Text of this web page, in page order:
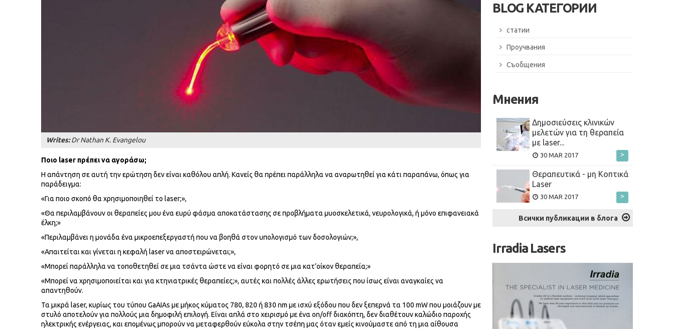
Writes:Dr Nathan K. Evangelou
Ποιο laser πρέπει να αγοράσω;
Η απάντηση σε αυτή την ερώτηση δεν είναι καθόλου απλή. Κανείς θα πρέπει παράλληλα να αναρωτηθεί για κάτι παραπάνω, όπως για
παράδειγμα:
«Για ποιο σκοπό θα χρησιμοποιηθεί το laser;»,
«Θα περιλαμβάνουν οι θεραπείες μου ένα ευρύ φάσμα αποκατάστασης σε προβλήματα μυοσκελετικά, νευρολογικά, ή μόνο επιφανειακά
έλκη;»
«Περιλαμβάνει η μονάδα ένα μικροεπεξεργαστή που να βοηθά στον υπολογισμό των δοσολογιών;»,
«Απαιτείται και γίνεται η κεφαλή laser να αποστειρώνεται;»,
«Μπορεί παράλληλα να τοποθετηθεί σε μια τσάντα ώστε να είναι φορητό σε μια κατ’οίκον θεραπεία;»
«Μπορεί να χρησιμοποιείται και για κτηνιατρικές θεραπείες;», αυτές και πολλές άλλες ερωτήσεις που ίσως είναι αναγκαίες να
απαντηθούν.
Τα μικρά laser, κυρίως του τύπου GaAIAs με μήκος κύματος 780, 820 ή 830 nm με ισχύ εξόδου που δεν ξεπερνά τα 100 mW που μοιάζουν με
στυλό αποτελούν για πολλούς μια δημοφιλή επιλογή. Είναι απλά στο χειρισμό με ένα on/off διακόπτη, δεν διαθέτουν καλώδιο παροχής
ηλεκτρικής ενέργειας, και επομένως μπορούν να μεταφερθούν εύκολα στην τσέπη μας όταν εμείς κινούμαστε από τη μια αίθουσα
BLOG КАТЕГОРИИ
статии
Проучвания
Съобщения
Мнения
Δημοσιεύσεις κλινικών
μελετών για τη θεραπεία
με laser...
30 MAR 2017 >
Θεραπευτικά - μη Κοπτικά
Laser
30 MAR 2017 >
Всички публикации в блога
Irradia Lasers